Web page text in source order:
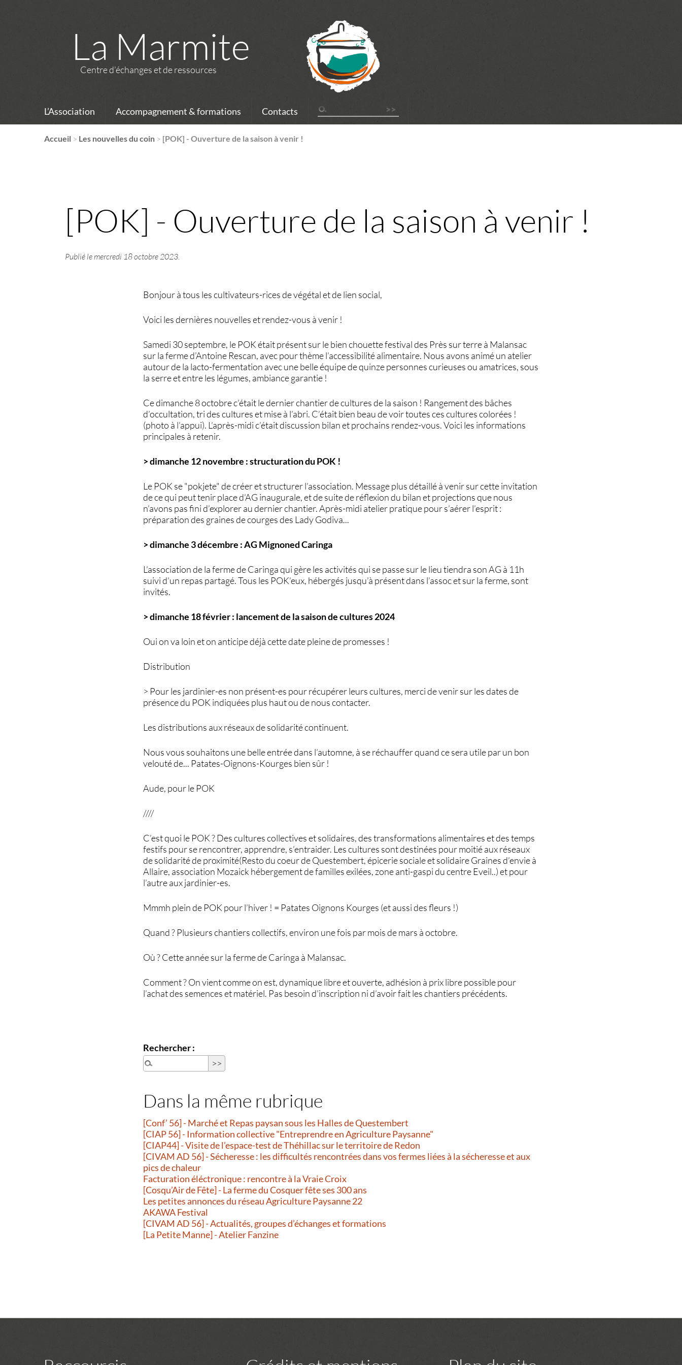
La Marmite
Centre d’échanges et de ressources
L’Association Accompagnement & formations Contacts
Accueil > Les nouvelles du coin > [POK] - Ouverture de la saison à venir !
[POK] - Ouverture de la saison à venir !
Publié le mercredi 18 octobre 2023.
Bonjour à tous les cultivateurs-rices de végétal et de lien social,
Voici les dernières nouvelles et rendez-vous à venir !
Samedi 30 septembre, le POK était présent sur le bien chouette festival des Près sur terre à Malansac
sur la ferme d’Antoine Rescan, avec pour thème l’accessibilité alimentaire. Nous avons animé un atelier
autour de la lacto-fermentation avec une belle équipe de quinze personnes curieuses ou amatrices, sous
la serre et entre les légumes, ambiance garantie !
Ce dimanche 8 octobre c’était le dernier chantier de cultures de la saison ! Rangement des bâches
d’occultation, tri des cultures et mise à l’abri. C’était bien beau de voir toutes ces cultures colorées !
(photo à l’appui). L’après-midi c’était discussion bilan et prochains rendez-vous. Voici les informations
principales à retenir.
> dimanche 12 novembre : structuration du POK !
Le POK se "pokjete" de créer et structurer l’association. Message plus détaillé à venir sur cette invitation
de ce qui peut tenir place d’AG inaugurale, et de suite de réflexion du bilan et projections que nous
n’avons pas fini d’explorer au dernier chantier. Après-midi atelier pratique pour s’aérer l’esprit :
préparation des graines de courges des Lady Godiva...
> dimanche 3 décembre : AG Mignoned Caringa
L’association de la ferme de Caringa qui gère les activités qui se passe sur le lieu tiendra son AG à 11h
suivi d’un repas partagé. Tous les POK’eux, hébergés jusqu’à présent dans l’assoc et sur la ferme, sont
invités.
> dimanche 18 février : lancement de la saison de cultures 2024
Oui on va loin et on anticipe déjà cette date pleine de promesses !
Distribution
> Pour les jardinier-es non présent-es pour récupérer leurs cultures, merci de venir sur les dates de
présence du POK indiquées plus haut ou de nous contacter.
Les distributions aux réseaux de solidarité continuent.
Nous vous souhaitons une belle entrée dans l’automne, à se réchauffer quand ce sera utile par un bon
velouté de... Patates-Oignons-Kourges bien sûr !
Aude, pour le POK
////
C’est quoi le POK ? Des cultures collectives et solidaires, des transformations alimentaires et des temps
festifs pour se rencontrer, apprendre, s’entraider. Les cultures sont destinées pour moitié aux réseaux
de solidarité de proximité(Resto du coeur de Questembert, épicerie sociale et solidaire Graines d’envie à
Allaire, association Mozaick hébergement de familles exilées, zone anti-gaspi du centre Eveil..) et pour
l’autre aux jardinier-es.
Mmmh plein de POK pour l’hiver ! = Patates Oignons Kourges (et aussi des fleurs !)
Quand ? Plusieurs chantiers collectifs, environ une fois par mois de mars à octobre.
Où ? Cette année sur la ferme de Caringa à Malansac.
Comment ? On vient comme on est, dynamique libre et ouverte, adhésion à prix libre possible pour
l’achat des semences et matériel. Pas besoin d’inscription ni d’avoir fait les chantiers précédents.
Rechercher :
Dans la même rubrique
[Conf’ 56] - Marché et Repas paysan sous les Halles de Questembert
[CIAP 56] - Information collective "Entreprendre en Agriculture Paysanne"
[CIAP44] - Visite de l’espace-test de Théhillac sur le territoire de Redon
[CIVAM AD 56] - Sécheresse : les difficultés rencontrées dans vos fermes liées à la sécheresse et aux
pics de chaleur
Facturation éléctronique : rencontre à la Vraie Croix
[Cosqu’Air de Fête] - La ferme du Cosquer fête ses 300 ans
Les petites annonces du réseau Agriculture Paysanne 22
AKAWA Festival
[CIVAM AD 56] - Actualités, groupes d’échanges et formations
[La Petite Manne] - Atelier Fanzine